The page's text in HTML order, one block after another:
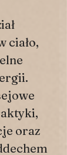
ciało,
oraz